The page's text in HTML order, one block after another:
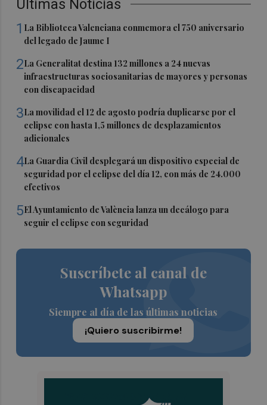
Últimas Noticias
1 La Biblioteca Valenciana conmemora el 750 aniversario
del legado de Jaume I
2La Generalitat destina 132 millones a 24 nuevas
infraestructuras sociosanitarias de mayores y personas
con discapacidad
3La movilidad el 12 de agosto podría duplicarse por el
eclipse con hasta 1,5 millones de desplazamientos
adicionales
4La Guardia Civil desplegará un dispositivo especial de
seguridad por el eclipse del día 12, con más de 24.000
efectivos
5El Ayuntamiento de València lanza un decálogo para
seguir el eclipse con seguridad
Suscríbete al canal de
Whatsapp
Siempre al día de las últimas noticias
¡Quiero suscribirme!